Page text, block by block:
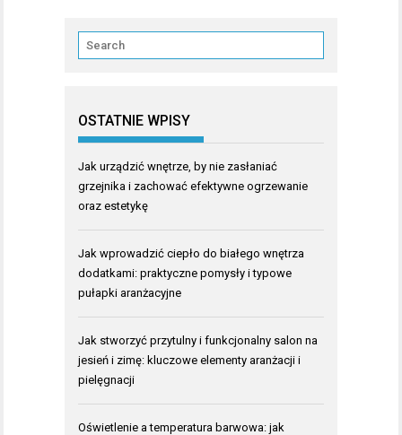
OSTATNIE WPISY
Jak urządzić wnętrze, by nie zasłaniać
grzejnika i zachować efektywne ogrzewanie
oraz estetykę
Jak wprowadzić ciepło do białego wnętrza
dodatkami: praktyczne pomysły i typowe
pułapki aranżacyjne
Jak stworzyć przytulny i funkcjonalny salon na
jesień i zimę: kluczowe elementy aranżacji i
pielęgnacji
Oświetlenie a temperatura barwowa: jak